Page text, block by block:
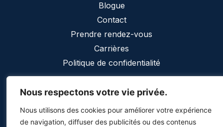
Nous respectons votre vie privée.
Nous utilisons des cookies pour améliorer votre expérience
de navigation, diffuser des publicités ou des contenus
Blogue
Contact
Prendre rendez-vous
Carrières
Politique de confidentialité